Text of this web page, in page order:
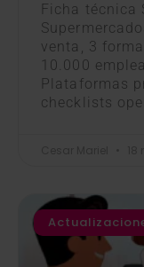
Ficha técnica
venta, 3
10.000
Plataformas
checklists